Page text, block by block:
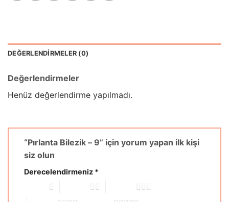
DEĞERLENDIRMELER (0)
Değerlendirmeler
Henüz değerlendirme yapılmadı.
“Pırlanta Bilezik – 9” için yorum yapan ilk kişi
siz olun
Derecelendirmeniz *